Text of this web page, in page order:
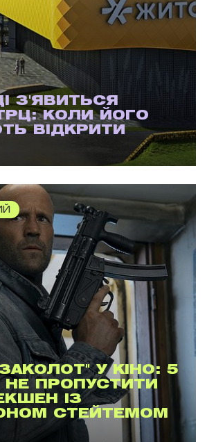
З'ЯВИТЬСЯ
КОЛИ ЙОГО
ВІДКРИТИ
У КІНО: 5
НЕ ПРОПУСТИТИ
ІЗ
СТЕЙТЕМОМ